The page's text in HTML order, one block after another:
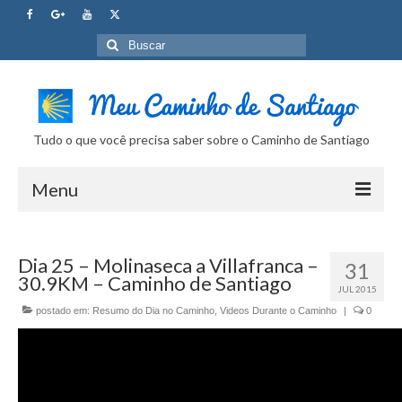
Buscar
por:
Tudo o que você precisa saber sobre o Caminho de Santiago
Menu
Tudo sobre o Caminho
Internet no Caminho
31
JUL 2015
Dia 25 – Molinaseca a Villafranca –
30.9KM – Caminho de Santiago
postado em: Resumo do Dia no Caminho Videos Durante o Caminho | 0